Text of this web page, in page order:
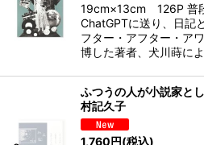
19cm×13cm 126P 普
ChatGPTに送り、日記
フター・アフター・ア
博した著者、犬川蒔に
ふつうの人が小説家と
村記久子
1,760円(税込)